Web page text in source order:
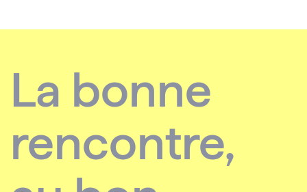
La bonne
rencontre,